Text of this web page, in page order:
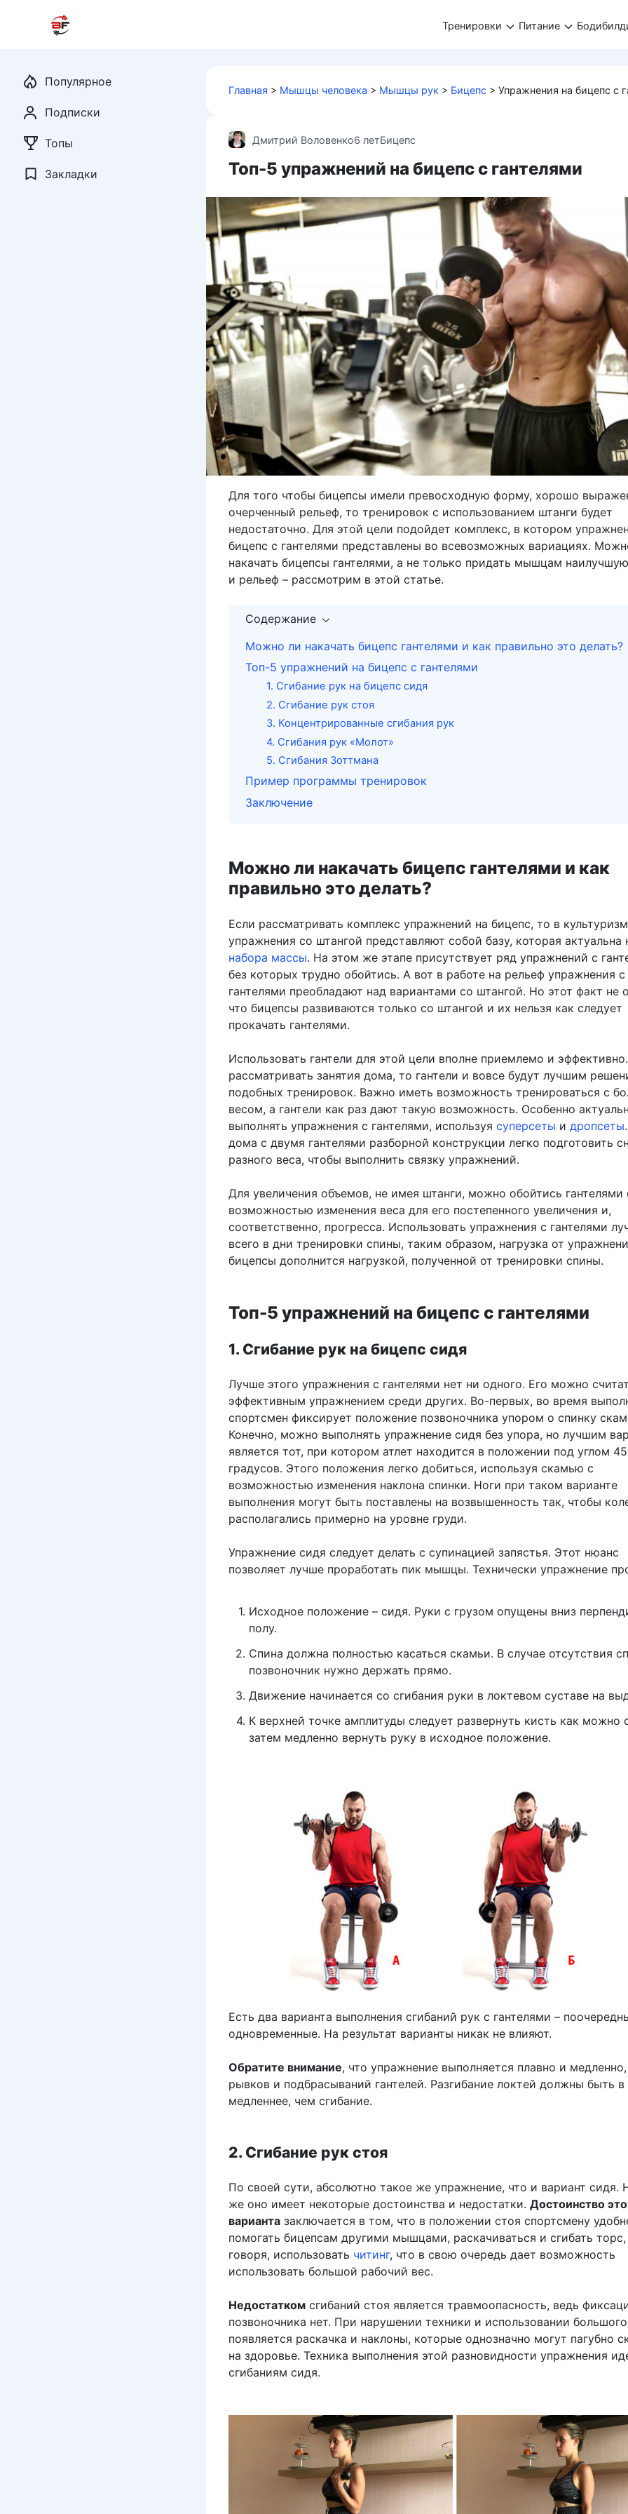
Тренировки Питание
Главная > Мышцы человека > Мышцы рук > Бицепс > Упражнения на бицепс с
Дмитрий Воловенко6 летБицепс
Топ-5 упражнений на бицепс с гантелями
Для того чтобы бицепсы имели превосходную форму, хорошо
очерченный рельеф, то тренировок с использованием штанги будет
недостаточно. Для этой цели подойдет комплекс, в котором
бицепс с гантелями представлены во всевозможных вариациях.
накачать бицепсы гантелями, а не только придать мышцам
и рельеф – рассмотрим в этой статье.
Содержание
Можно ли накачать бицепс гантелями и как правильно это делать?
Топ-5 упражнений на бицепс с гантелями
1. Сгибание рук на бицепс сидя
2. Сгибание рук стоя
3. Концентрированные сгибания рук
4. Сгибания рук «Молот»
5. Сгибания Зоттмана
Пример программы тренировок
Заключение
Можно ли накачать бицепс гантелями и как
правильно это делать?
Если рассматривать комплекс упражнений на бицепс, то в
упражнения со штангой представляют собой базу, которая актуальна
набора массы. На этом же этапе присутствует ряд упражнений с
без которых трудно обойтись. А вот в работе на рельеф упражнения с
гантелями преобладают над вариантами со штангой. Но этот факт не
что бицепсы развиваются только со штангой и их нельзя как следует
прокачать гантелями.
Использовать гантели для этой цели вполне приемлемо и
рассматривать занятия дома, то гантели и вовсе будут лучшим
подобных тренировок. Важно иметь возможность тренироваться с
весом, а гантели как раз дают такую возможность. Особенно
выполнять упражнения с гантелями, используя суперсеты и дропсеты
дома с двумя гантелями разборной конструкции легко подготовить
разного веса, чтобы выполнить связку упражнений.
Для увеличения объемов, не имея штанги, можно обойтись гантелями
возможностью изменения веса для его постепенного увеличения и,
соответственно, прогресса. Использовать упражнения с гантелями
всего в дни тренировки спины, таким образом, нагрузка от
бицепсы дополнится нагрузкой, полученной от тренировки спины.
Топ-5 упражнений на бицепс с гантелями
1. Сгибание рук на бицепс сидя
Лучше этого упражнения с гантелями нет ни одного. Его можно
эффективным упражнением среди других. Во-первых, во время
спортсмен фиксирует положение позвоночника упором о спинку
Конечно, можно выполнять упражнение сидя без упора, но лучшим
является тот, при котором атлет находится в положении под углом 45
градусов. Этого положения легко добиться, используя скамью с
возможностью изменения наклона спинки. Ноги при таком варианте
выполнения могут быть поставлены на возвышенность так, чтобы
располагались примерно на уровне груди.
Упражнение сидя следует делать с супинацией запястья. Этот нюанс
позволяет лучше проработать пик мышцы. Технически упражнение
Исходное положение – сидя. Руки с грузом опущены вниз
полу.
Спина должна полностью касаться скамьи. В случае отсутствия
позвоночник нужно держать прямо.
Движение начинается со сгибания руки в локтевом суставе на
К верхней точке амплитуды следует развернуть кисть как можно
затем медленно вернуть руку в исходное положение.
Есть два варианта выполнения сгибаний рук с гантелями –
одновременные. На результат варианты никак не влияют.
Обратите внимание, что упражнение выполняется плавно и
рывков и подбрасываний гантелей. Разгибание локтей должны быть в
медленнее, чем сгибание.
2. Сгибание рук стоя
По своей сути, абсолютно такое же упражнение, что и вариант сидя.
же оно имеет некоторые достоинства и недостатки. Достоинство
варианта заключается в том, что в положении стоя спортсмену
помогать бицепсам другими мышцами, раскачиваться и сгибать
говоря, использовать читинг, что в свою очередь дает возможность
использовать большой рабочий вес.
Недостатком сгибаний стоя является травмоопасность, ведь
позвоночника нет. При нарушении техники и использовании
появляется раскачка и наклоны, которые однозначно могут пагубно
на здоровье. Техника выполнения этой разновидности упражнения
сгибаниям сидя.
Популярное
Подписки
Топы
Закладки